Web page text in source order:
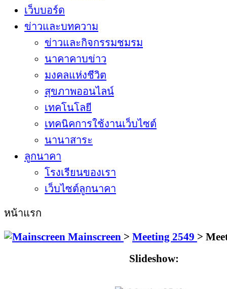
เว็บบอร์ด
ข่าวและบทความ
ข่าวและกิจกรรมชมรม
นาคาคาบข่าว
มงคลแห่งชีวิต
สุขภาพออนไลน์
เทคโนโลยี
เทคนิคการใช้งานเว็บไซต์
นานาสาระ
ลูกนาคา
โรงเรียนของเรา
เว็บไซต์ลูกนาคา
หน้าแรก
Mainscreen > Meeting 2549 >
Slideshow: